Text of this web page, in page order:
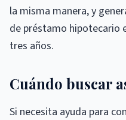
la misma manera, y
de préstamo hipotecario
tres años.
Cuándo buscar
Si necesita ayuda para